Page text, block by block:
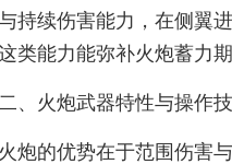
持续伤害能力，在侧翼
类能力能弥补火炮蓄力
、火炮武器特性与操作
火炮的优势在于范围伤害